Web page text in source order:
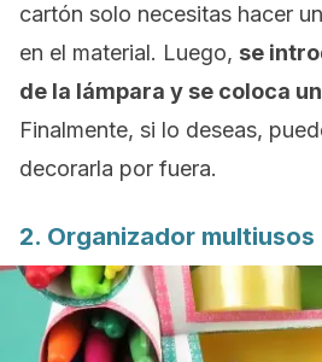
cartón solo necesitas hacer
en el material. Luego, se
de la lámpara y se coloca
Finalmente, si lo deseas,
decorarla por fuera.
2. Organizador multiusos